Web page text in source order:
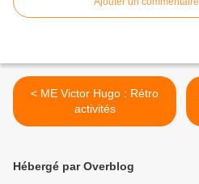
< ME Victor Hugo : Rétro
activités
Hébergé par Overblog